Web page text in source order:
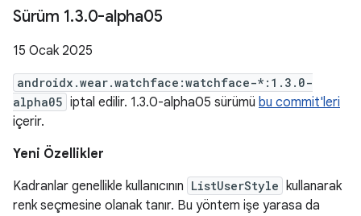
Sürüm 1.3.0-alpha05
15 Ocak 2025
androidx.wear.watchface:watchface-*:1.3.0-
alpha05 iptal edilir. 1.3.0-alpha05 sürümü bu commit'leri
içerir.
Yeni Özellikler
Kadranlar genellikle kullanıcının ListUserStyle kullanarak
renk seçmesine olanak tanır. Bu yöntem işe yarasa da